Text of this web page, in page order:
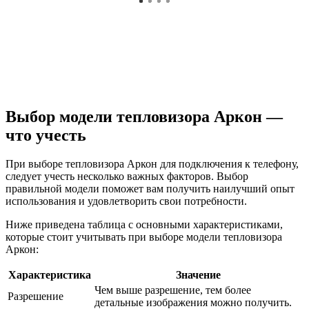
Выбор модели тепловизора Аркон —
что учесть
При выборе тепловизора Аркон для подключения к телефону,
следует учесть несколько важных факторов. Выбор
правильной модели поможет вам получить наилучший опыт
использования и удовлетворить свои потребности.
Ниже приведена таблица с основными характеристиками,
которые стоит учитывать при выборе модели тепловизора
Аркон:
Характеристика
Значение
Разрешение
Чем выше разрешение, тем более
детальные изображения можно получить.